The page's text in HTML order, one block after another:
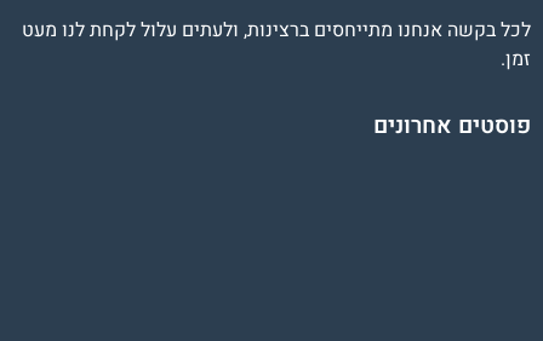
לכל בקשה אנחנו מתייחסים ברצינות, ולעתים עלול לקחת לנו מעט
זמן.
פוסטים אחרונים